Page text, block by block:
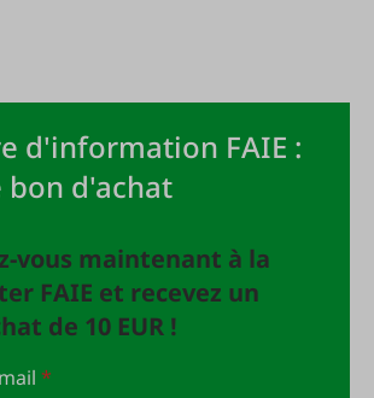
d'information FAIE :
bon d'achat
vous maintenant à la
FAIE et recevez un
de 10 EUR !
*